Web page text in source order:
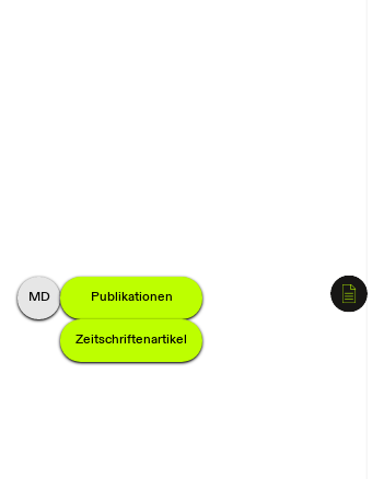
M onika
DommannPublikationen
Zeitschriftenartikel